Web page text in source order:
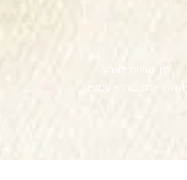
בין שמיים לארץ
יהדות - תרבות - עכשיו